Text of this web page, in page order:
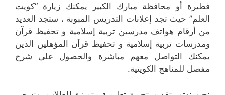
فطيرة أو محافظة مبارك الكبير يمكنك زيارة “كويت
العلم” حيث تجد إعلانات التدريس المبوبة ، ستجد العديد
من أرقام هواتف مدرسين تربية إسلامية و تحفيظ قرآن
ومدرسات تربية إسلامية و تحفيظ قرآن المؤهلين الذين
يمكنك التواصل معهم مباشرة والحصول على شرح
مفصل للمناهج الكويتية.